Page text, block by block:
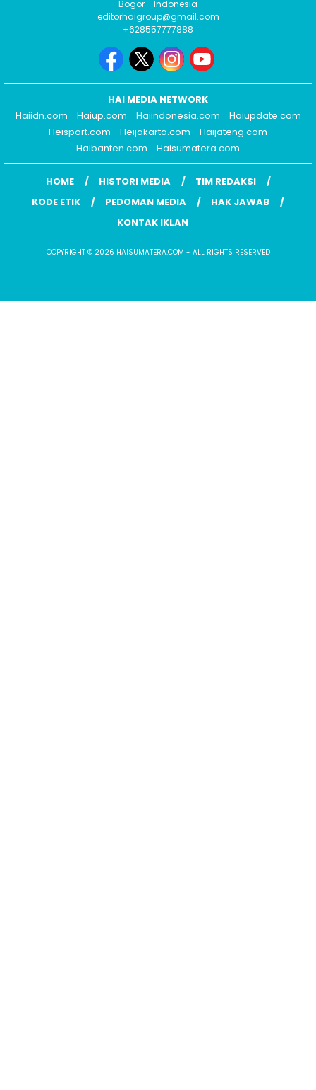
Bogor - Indonesia
editorhaigroup@gmail.com
+628557777888
HAI MEDIA NETWORK
Haiidn.com
Haiup.com Haiindonesia.com
Haiupdate.com
Heisport.com
Heijakarta.com
Haijateng.com
Haibanten.com
Haisumatera.com
HOME HISTORI MEDIA
TIM REDAKSI
KODE ETIK
PEDOMAN MEDIA
HAK JAWAB
KONTAK IKLAN
COPYRIGHT © 2026 HAISUMATERA.COM - ALL RIGHTS RESERVED